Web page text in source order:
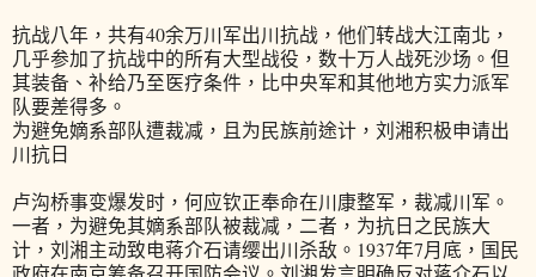
抗战八年，共有40余万川军出川抗战，他们转战大江南北，
几乎参加了抗战中的所有大型战役，数十万人战死沙场。但
其装备、补给乃至医疗条件，比中央军和其他地方实力派军
队要差得多。
为避免嫡系部队遭裁减，且为民族前途计，刘湘积极申请出
川抗日
卢沟桥事变爆发时，何应钦正奉命在川康整军，裁减川军。
一者，为避免其嫡系部队被裁减，二者，为抗日之民族大
计，刘湘主动致电蒋介石请缨出川杀敌。1937年7月底，国民